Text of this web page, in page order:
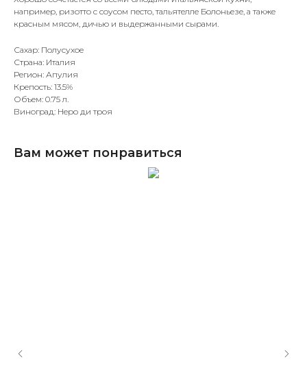
например, ризотто с соусом песто, тальятелле Болоньезе, а также
красным мясом, дичью и выдержанными сырами.
Сахар: Полусухое
Страна: Италия
Регион: Апулия
Крепость: 13.5%
Объем: 0.75 л.
Виноград: Неро ди троя
Вам может понравиться